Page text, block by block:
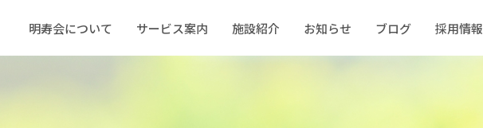
明寿会について サービス案内 施設紹介 お知らせ ブログ 採用情報